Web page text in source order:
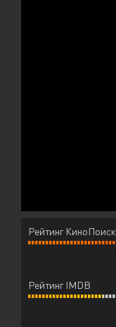
Рейтинг КиноПоиск
Рейтинг IMDB